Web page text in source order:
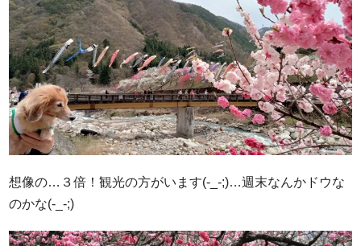
想像の…３倍！観光の方がいます(-_-;)…週末なんかドウな
のかな(-_-;)